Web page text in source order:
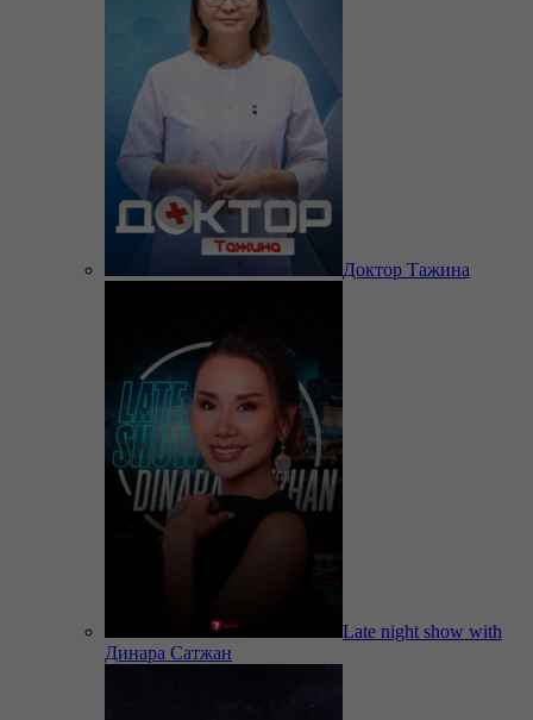
Доктор Тажина
Late night show with
Динара Сатжан